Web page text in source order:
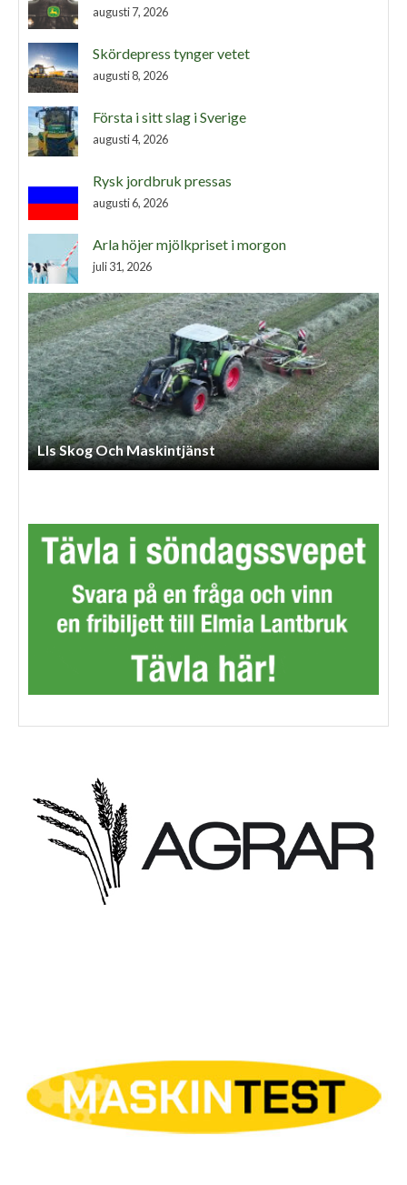
augusti 7, 2026
Skördepress tynger vetet
augusti 8, 2026
Första i sitt slag i Sverige
augusti 4, 2026
Rysk jordbruk pressas
augusti 6, 2026
Arla höjer mjölkpriset i morgon
juli 31, 2026
Lls Skog Och Maskintjänst